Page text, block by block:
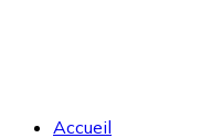
Accueil